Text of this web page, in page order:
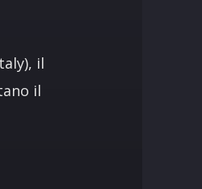
il
il